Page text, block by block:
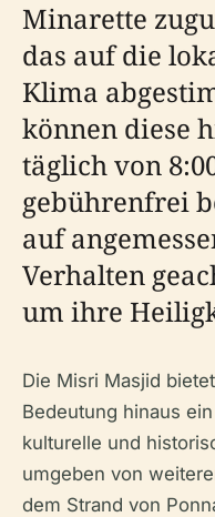
Minarette
das auf die
Klima
können diese
täglich von
gebührenfrei
auf
Verhalten
um ihre
Die Misri Masjid
Bedeutung hinaus
kulturelle und
umgeben von
dem Strand von